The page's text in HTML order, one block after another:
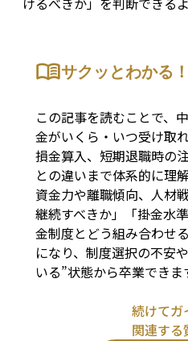
サクッとわかる
この記事を読むことで、
金がいくら・いつ受け取
損金算入、短期退職時の
との違いまで体系的に理
資金力や離職傾向、人材
継続すべきか」「掛金水
金制度とどう組み合わせ
になり、制度選択の不安
いる”状態から卒業できま
続けてガ
関連する